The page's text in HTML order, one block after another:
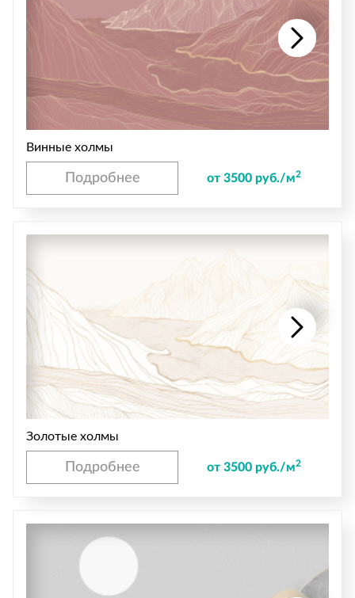
Винные холмы
Подробнее от 3500 руб./м2
Золотые холмы
Подробнее от 3500 руб./м2